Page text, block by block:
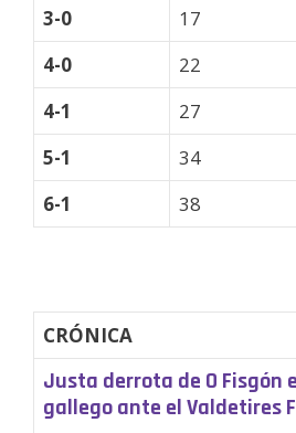
3-0
17
4-0
22
4-1
27
5-1
34
6-1
38
CRÓNICA
Justa derrota de O Fisgón
gallego ante el Valdetires